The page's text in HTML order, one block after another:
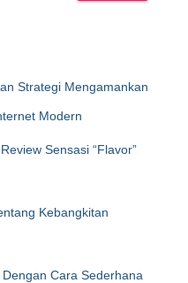
Strategi Mengamankan
Modern
Sensasi “Flavor”
Kebangkitan
Cara Sederhana